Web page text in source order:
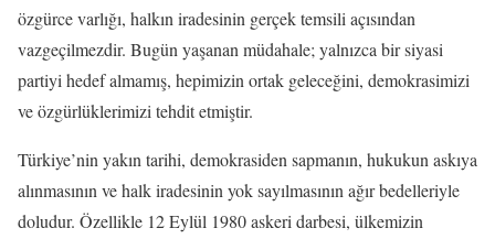
özgürce varlığı, halkın iradesinin gerçek temsili açısından
vazgeçilmezdir. Bugün yaşanan müdahale; yalnızca bir siyasi
partiyi hedef almamış, hepimizin ortak geleceğini, demokrasimizi
ve özgürlüklerimizi tehdit etmiştir.
Türkiye’nin yakın tarihi, demokrasiden sapmanın, hukukun askıya
alınmasının ve halk iradesinin yok sayılmasının ağır bedelleriyle
doludur. Özellikle 12 Eylül 1980 askeri darbesi, ülkemizin